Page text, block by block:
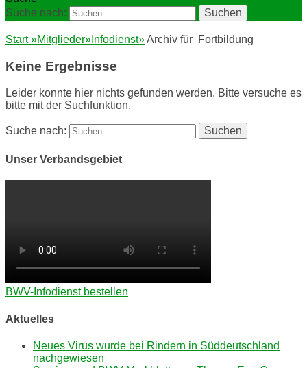
Suche nach:
Start»Mitglieder» Infodienst»Archiv für Fortbildung
Keine Ergebnisse
Leider konnte hier nichts gefunden werden. Bitte versuche es
bitte mit der Suchfunktion.
Suche nach:
Unser Verbandsgebiet
BWV-Infodienst bestellen
Aktuelles
Neues Virus wurde bei Rindern in Süddeutschland
nachgewiesen